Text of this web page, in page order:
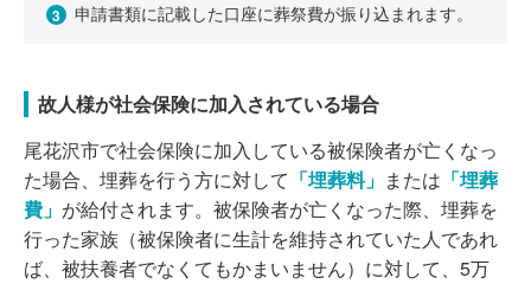
3 申請書類に記載した口座に葬祭費が振り込まれます。
故人様が社会保険に加入されている場合
尾花沢市で社会保険に加入している被保険者が亡くなっ
た場合、埋葬を行う方に対して 「埋葬料」 または 「埋葬
費」 が給付されます。被保険者が亡くなった際、埋葬を
行った家族（被保険者に生計を維持されていた人であれ
ば、被扶養者でなくてもかまいません）に対して、5万